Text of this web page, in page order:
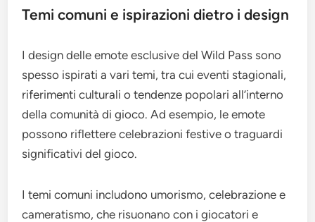
Temi comuni e ispirazioni dietro i design
I design delle emote esclusive del Wild Pass sono
spesso ispirati a vari temi, tra cui eventi stagionali,
riferimenti culturali o tendenze popolari all’interno
della comunità di gioco. Ad esempio, le emote
possono riflettere celebrazioni festive o traguardi
significativi del gioco.
I temi comuni includono umorismo, celebrazione e
cameratismo, che risuonano con i giocatori e